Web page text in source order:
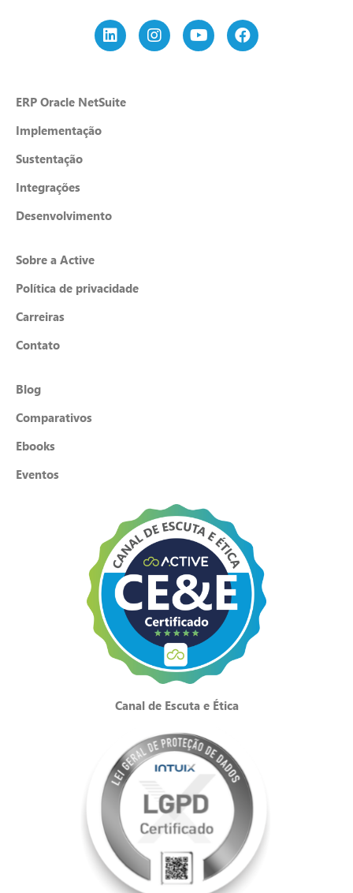
ERP Oracle NetSuite
Implementação
Sustentação
Integrações
Desenvolvimento
Sobre a Active
Política de privacidade
Carreiras
Contato
Blog
Comparativos
Ebooks
Eventos
Canal de Escuta e Ética